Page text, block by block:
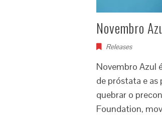
Novembro
Releases
Novembro Azul
de próstata e as
quebrar o
Foundation,